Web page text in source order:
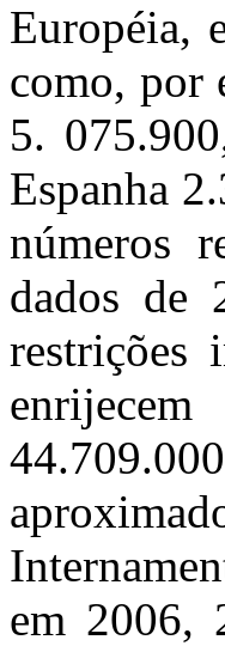
Européia,
como, por
5.
Espanha
números
dados de
em 2006,